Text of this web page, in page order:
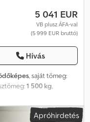
5 041 EUR
VB plusz ÁFA-val
(5 999 EUR bruttó)
Hívás
, saját tömeg:
1 500 kg,
500 mm, szín:fehér, *ÚJ
kg megengedett
Apróhirdetés